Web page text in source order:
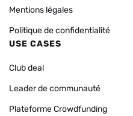
Mentions légales
Politique de confidentialité
USE CASES
Club deal
Leader de communauté
Plateforme Crowdfunding